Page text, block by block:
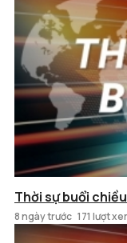
Thời sự buổi
8 ngày trước 171 lượt